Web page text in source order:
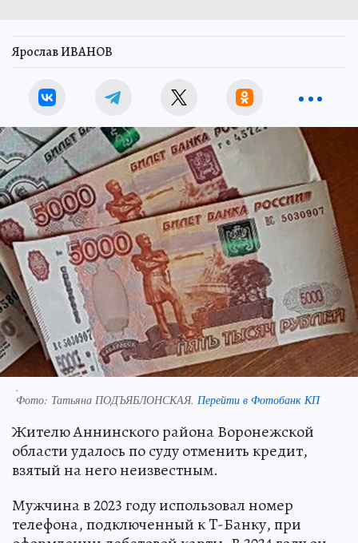
Ярослав ИВАНОВ
.
Фото: Татьяна ПОДЪЯБЛОНСКАЯ. Перейти в Фотобанк КП
Жителю Аннинского района Воронежской
области удалось по суду отменить кредит,
взятый на него неизвестным.
Мужчина в 2023 году использовал номер
телефона, подключенный к T-Банку, при